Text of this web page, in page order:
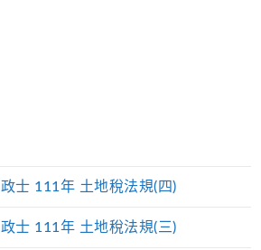
士 111年 土地稅法規(四)
士 111年 土地稅法規(三)